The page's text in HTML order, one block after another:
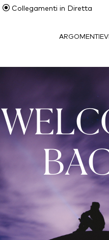
Collegamenti in Diretta
ARGOMENTI